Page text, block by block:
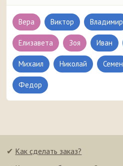
Вера Виктор Владимир
Елизавета Зоя Иван
Михаил Николай Семен
Федор
✔ Как сделать заказ?